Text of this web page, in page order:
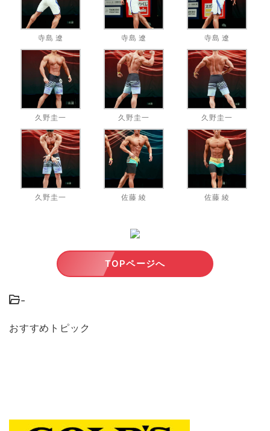
寺島 遼 寺島 遼 寺島 遼
久野圭一 久野圭一 久野圭一
久野圭一 佐藤 綾 佐藤 綾
TOPページへ
-
おすすめトピック